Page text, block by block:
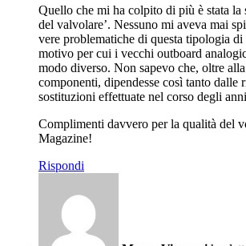
Quello che mi ha colpito di più è stata la
del valvolare’. Nessuno mi aveva mai
vere problematiche di questa tipologia
motivo per cui i vecchi outboard
modo diverso. Non sapevo che, oltre
componenti, dipendesse così tanto dalle
sostituzioni effettuate nel corso degli
Complimenti davvero per la qualità del
Magazine!
Rispondi